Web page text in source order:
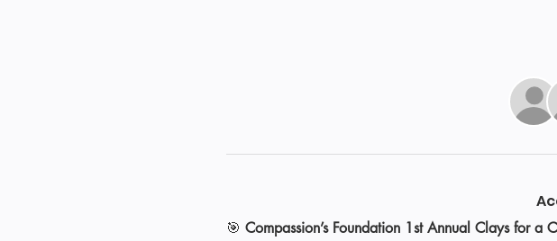
🎯 Compassion’s Foundation 1st Annual Clays for a